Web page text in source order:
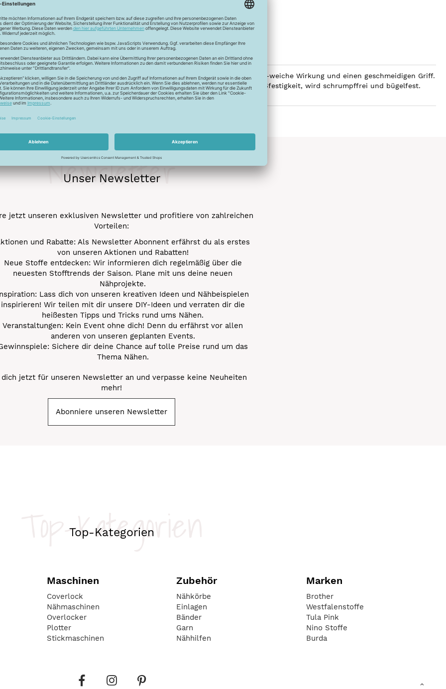
für feinste Baumwollkreationen. Das Garn besticht durch eine luxuriös-weiche Wirkung und einen geschmeidigen Griff.
Durch den Mercerisationsprozess erlangt das Garn eine hohe Reißfestigkeit, wird schrumpffrei und bügelfest.
und kann auch nicht gebleicht werden.
Unser Newsletter
Newsletter
jetzt unseren exklusiven Newsletter und profitiere von zahlreichen
Vorteilen:
und Rabatte: Als Newsletter Abonnent erfährst du als erstes
von unseren Aktionen und Rabatten!
Neue Stoffe entdecken: Wir informieren dich regelmäßig über die
neuesten Stofftrends der Saison. Plane mit uns deine neuen
Nähprojekte.
Lass dich von unseren kreativen Ideen und Nähbeispielen
inspirieren! Wir teilen mit dir unsere DIY-Ideen und verraten dir die
heißesten Tipps und Tricks rund ums Nähen.
Veranstaltungen: Kein Event ohne dich! Denn du erfährst vor allen
anderen von unseren geplanten Events.
Sichere dir deine Chance auf tolle Preise rund um das
Thema Nähen.
dich jetzt für unseren Newsletter an und verpasse keine Neuheiten
mehr!
Abonniere unseren Newsletter
Top-Kategorien
Top-Kategorien
Maschinen
Coverlock
Nähmaschinen
Overlocker
Plotter
Stickmaschinen
Zubehör
Nähkörbe
Einlagen
Bänder
Garn
Nähhilfen
Marken
Brother
Westfalenstoffe
Tula Pink
Nino Stoffe
Burda